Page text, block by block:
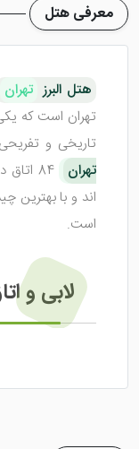
معرفی هتل
هتل البرز تهران
تهران است که
تاریخی و
تهران
‌اند و با بهترین
است.
لابی و